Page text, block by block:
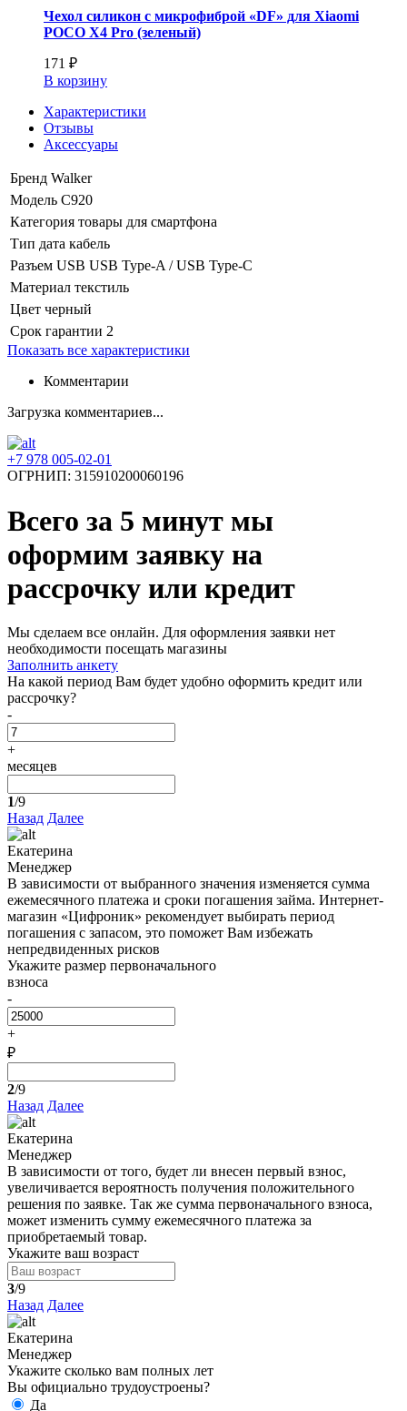
Чехол силикон с микрофиброй «DF» для Xiaomi
POCO X4 Pro (зеленый)
171 ₽
В корзину
Характеристики
Отзывы
Аксессуары
Бренд Walker
Модель C920
Категория товары для смартфона
Тип дата кабель
Разъем USB USB Type-A / USB Type-C
Материал текстиль
Цвет черный
Срок гарантии 2
Показать все характеристики
Комментарии
Загрузка комментариев...
+7 978 005-02-01
ОГРНИП: 315910200060196
Всего за 5 минут мы
оформим заявку на
рассрочку или кредит
Мы сделаем все онлайн. Для оформления заявки нет
необходимости посещать магазины
Заполнить анкету
На какой период Вам будет удобно оформить кредит или
рассрочку?
-
+
месяцев
1/9
Назад Далее
Екатерина
Менеджер
В зависимости от выбранного значения изменяется сумма
ежемесячного платежа и сроки погашения займа. Интернет-
магазин «Цифроник» рекомендует выбирать период
погашения с запасом, это поможет Вам избежать
непредвиденных рисков
Укажите размер первоначального
взноса
-
+
₽
2/9
Назад Далее
Екатерина
Менеджер
В зависимости от того, будет ли внесен первый взнос,
увеличивается вероятность получения положительного
решения по заявке. Так же сумма первоначального взноса,
может изменить сумму ежемесячного платежа за
приобретаемый товар.
Укажите ваш возраст
3/9
Назад Далее
Екатерина
Менеджер
Укажите сколько вам полных лет
Вы официально трудоустроены?
Да